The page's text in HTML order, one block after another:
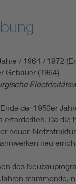
/ 1964 / 1972
Gebauer (1964)
der 1950er
erforderlich. Da die
neuen
neu
des
stammende,